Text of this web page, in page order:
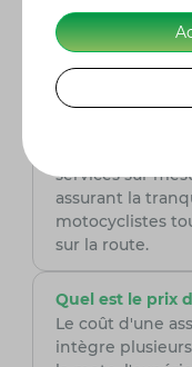
assureur
est une option
considération.
des solutions
des motards,
complète et
services sur
assurant la
motocyclistes
sur la route.
Quel est le prix
Le coût d'une
intègre